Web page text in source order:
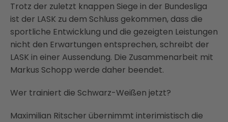
Trotz der zuletzt knappen Siege in der Bundesliga
ist der LASK zu dem Schluss gekommen, dass die
sportliche Entwicklung und die gezeigten Leistungen
nicht den Erwartungen entsprechen, schreibt der
LASK in einer Aussendung. Die Zusammenarbeit mit
Markus Schopp werde daher beendet.
Wer trainiert die Schwarz-Weißen jetzt?
Maximilian Ritscher übernimmt interimistisch die